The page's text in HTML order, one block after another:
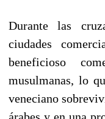
Durante las
ciudades
beneficioso
musulmanas, lo
veneciano